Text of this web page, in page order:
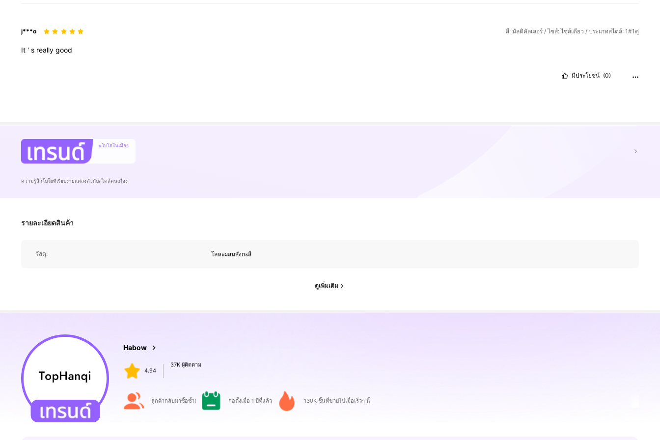
j***o สี: มัลติคัลเลอร์ / ไซส์: ไซส์เดียว / ประเภทสไตล์: 1#1คู่
It ' s really good
มีประโยชน์ (0)
#โบโฮในเมือง
ความรู้สึกโบโฮที่เรียบง่ายแต่ลงตัวกับสไตล์คนเมือง
รายละเอียดสินค้า
วัสดุ: โลหะผสมสังกะสี
ดูเพิ่มเติม
Habow4.94
p***h
ลูกค้ากลับมาซื้อซ้ำ! ก่อตั้งเมื่อ 1 ปีที่แล้ว 130K ชิ้นที่ขายไปเมื่อเร็วๆ นี้